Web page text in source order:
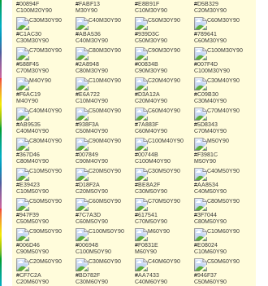
#00894F
C100M20Y90
#FABF13
M30Y90
#E8B91F
C10M30Y90
#D5B329
C20M30Y90
#C1AC30
C30M30Y90
#ABA536
C40M30Y90
#939D3C
C50M30Y90
#789641
C60M30Y90
#588F45
C70M30Y90
#2A8948
C80M30Y90
#00834B
C90M30Y90
#007F4D
C100M30Y90
#F6AC19
M40Y90
#E6A722
C10M40Y90
#D3A12A
C20M40Y90
#C09B30
C30M40Y90
#AB9535
C40M40Y90
#938F3A
C50M40Y90
#7A883F
C60M40Y90
#5D8343
C70M40Y90
#367D46
C80M40Y90
#007849
C90M40Y90
#00744B
C100M40Y90
#F3981C
M50Y90
#E39423
C10M50Y90
#D18F2A
C20M50Y90
#BE8A2F
C30M50Y90
#AA8534
C40M50Y90
#947F39
C50M50Y90
#7C7A3D
C60M50Y90
#617541
C70M50Y90
#3F7044
C80M50Y90
#006D46
C90M50Y90
#006948
C100M50Y90
#F0831E
M60Y90
#E08024
C10M60Y90
#CF7C2A
C20M60Y90
#BD782F
C30M60Y90
#AA7433
C40M60Y90
#946F37
C50M60Y90